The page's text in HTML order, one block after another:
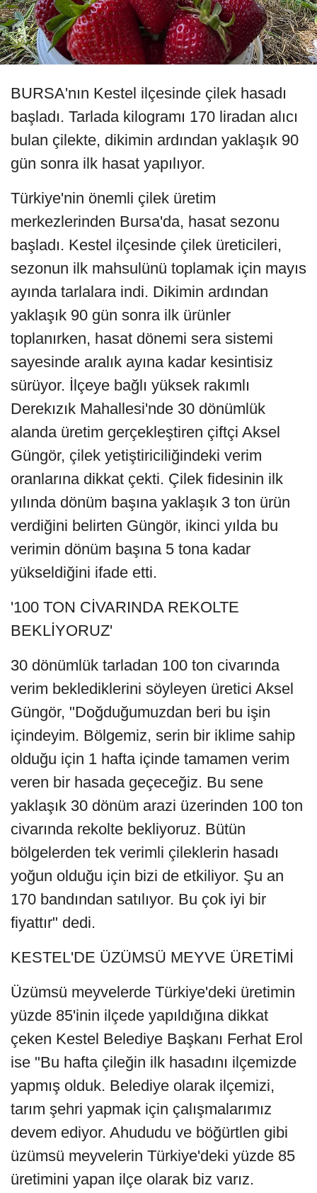
BURSA'nın Kestel ilçesinde çilek hasadı
başladı. Tarlada kilogramı 170 liradan alıcı
bulan çilekte, dikimin ardından yaklaşık 90
gün sonra ilk hasat yapılıyor.
Türkiye'nin önemli çilek üretim
merkezlerinden Bursa'da, hasat sezonu
başladı. Kestel ilçesinde çilek üreticileri,
sezonun ilk mahsulünü toplamak için mayıs
ayında tarlalara indi. Dikimin ardından
yaklaşık 90 gün sonra ilk ürünler
toplanırken, hasat dönemi sera sistemi
sayesinde aralık ayına kadar kesintisiz
sürüyor. İlçeye bağlı yüksek rakımlı
Derekızık Mahallesi'nde 30 dönümlük
alanda üretim gerçekleştiren çiftçi Aksel
Güngör, çilek yetiştiriciliğindeki verim
oranlarına dikkat çekti. Çilek fidesinin ilk
yılında dönüm başına yaklaşık 3 ton ürün
verdiğini belirten Güngör, ikinci yılda bu
verimin dönüm başına 5 tona kadar
yükseldiğini ifade etti.
'100 TON CİVARINDA REKOLTE
BEKLİYORUZ'
30 dönümlük tarladan 100 ton civarında
verim beklediklerini söyleyen üretici Aksel
Güngör, "Doğduğumuzdan beri bu işin
içindeyim. Bölgemiz, serin bir iklime sahip
olduğu için 1 hafta içinde tamamen verim
veren bir hasada geçeceğiz. Bu sene
yaklaşık 30 dönüm arazi üzerinden 100 ton
civarında rekolte bekliyoruz. Bütün
bölgelerden tek verimli çileklerin hasadı
yoğun olduğu için bizi de etkiliyor. Şu an
170 bandından satılıyor. Bu çok iyi bir
fiyattır" dedi.
KESTEL'DE ÜZÜMSÜ MEYVE ÜRETİMİ
Üzümsü meyvelerde Türkiye'deki üretimin
yüzde 85'inin ilçede yapıldığına dikkat
çeken Kestel Belediye Başkanı Ferhat Erol
ise "Bu hafta çileğin ilk hasadını ilçemizde
yapmış olduk. Belediye olarak ilçemizi,
tarım şehri yapmak için çalışmalarımız
devem ediyor. Ahududu ve böğürtlen gibi
üzümsü meyvelerin Türkiye'deki yüzde 85
üretimini yapan ilçe olarak biz varız.